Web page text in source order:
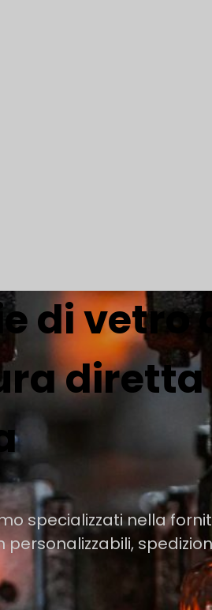
di vetro
specializzati nella